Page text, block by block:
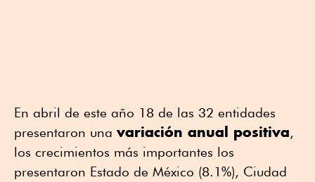
En abril de este año 18 de las 32 entidades
presentaron una variación anual positiva,
los crecimientos más importantes los
presentaron Estado de México (8.1%), Ciudad